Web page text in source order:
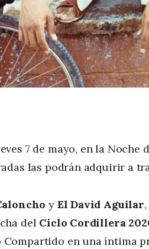
7 de mayo, en la
las podrán adquirir a
y El David Aguilar
del Ciclo Cordillera
en una íntima